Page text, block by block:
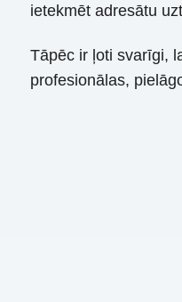
ietekmēt adresātu
Tāpēc ir ļoti svarīgi,
profesionālas,